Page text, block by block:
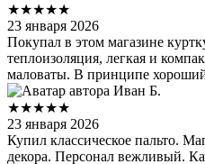
★★★★★
23 января 2026
Покупал в этом магазине
теплоизоляция, легкая и
маловаты. В принципе
Иван Б.
★★★★★
23 января 2026
Купил классическое пальто.
декора. Персонал вежливый.